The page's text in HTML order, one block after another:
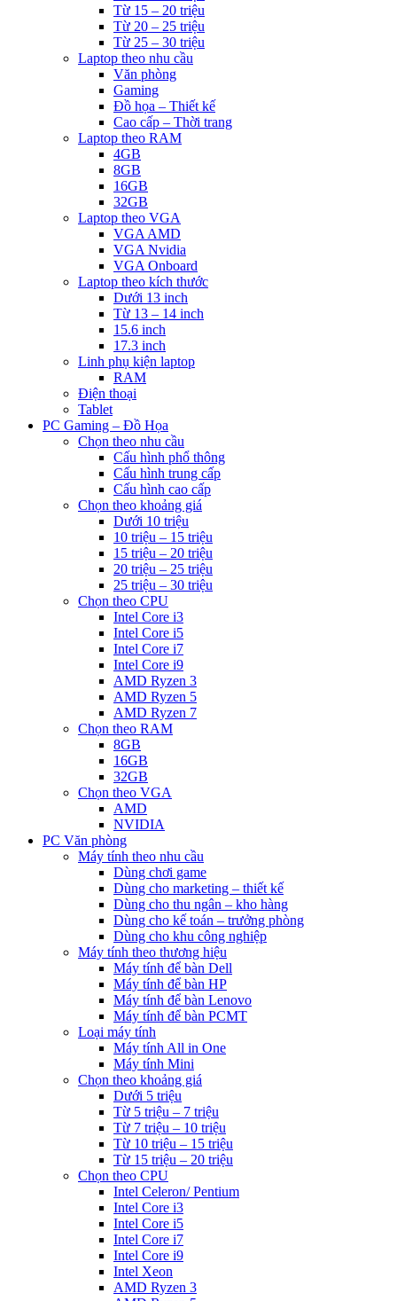
Từ 15 – 20 triệu
Từ 20 – 25 triệu
Từ 25 – 30 triệu
Laptop theo nhu cầu
Văn phòng
Gaming
Đồ họa – Thiết kế
Cao cấp – Thời trang
Laptop theo RAM
4GB
8GB
16GB
32GB
Laptop theo VGA
VGA AMD
VGA Nvidia
VGA Onboard
Laptop theo kích thước
Dưới 13 inch
Từ 13 – 14 inch
15.6 inch
17.3 inch
Linh phụ kiện laptop
RAM
Điện thoại
Tablet
PC Gaming – Đồ Họa
Chọn theo nhu cầu
Cấu hình phổ thông
Cấu hình trung cấp
Cấu hình cao cấp
Chọn theo khoảng giá
Dưới 10 triệu
10 triệu – 15 triệu
15 triệu – 20 triệu
20 triệu – 25 triệu
25 triệu – 30 triệu
Chọn theo CPU
Intel Core i3
Intel Core i5
Intel Core i7
Intel Core i9
AMD Ryzen 3
AMD Ryzen 5
AMD Ryzen 7
Chọn theo RAM
8GB
16GB
32GB
Chọn theo VGA
AMD
NVIDIA
PC Văn phòng
Máy tính theo nhu cầu
Dùng chơi game
Dùng cho marketing – thiết kế
Dùng cho thu ngân – kho hàng
Dùng cho kế toán – trưởng phòng
Dùng cho khu công nghiệp
Máy tính theo thương hiệu
Máy tính để bàn Dell
Máy tính để bàn HP
Máy tính để bàn Lenovo
Máy tính để bàn PCMT
Loại máy tính
Máy tính All in One
Máy tính Mini
Chọn theo khoảng giá
Dưới 5 triệu
Từ 5 triệu – 7 triệu
Từ 7 triệu – 10 triệu
Từ 10 triệu – 15 triệu
Từ 15 triệu – 20 triệu
Chọn theo CPU
Intel Celeron/ Pentium
Intel Core i3
Intel Core i5
Intel Core i7
Intel Core i9
Intel Xeon
AMD Ryzen 3